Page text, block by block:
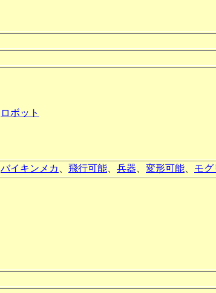
ロボット
バイキンメカ 飛行可能 兵器 変形可能 モグ